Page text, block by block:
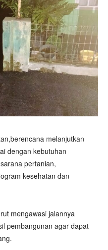
melanjutkan
dengan kebutuhan
pertanian,
kesehatan dan
mengawasi jalannya
pembangunan agar dapat